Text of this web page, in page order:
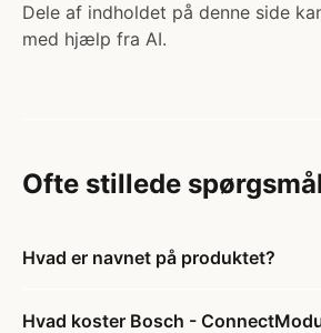
Dele af indholdet på denne side
med hjælp fra AI.
Ofte stillede spørgsmål
Hvad er navnet på produktet?
Hvad koster Bosch -